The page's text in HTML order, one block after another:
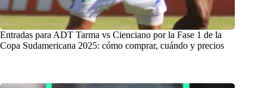
Entradas para ADT Tarma vs Cienciano por la Fase 1 de la
Copa Sudamericana 2025: cómo comprar, cuándo y precios